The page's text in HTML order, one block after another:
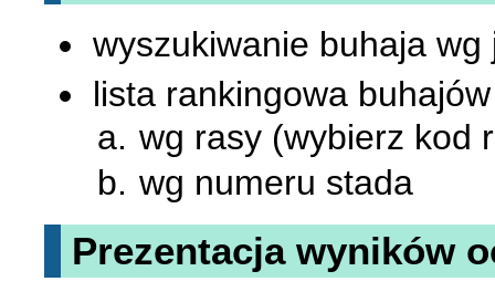
wyszukiwanie buhaja wg
lista rankingowa buhajów
wg rasy (wybierz kod
wg numeru stada
Prezentacja wyników